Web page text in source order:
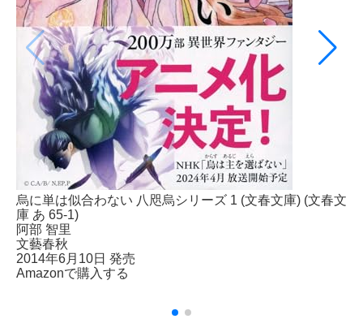
烏に単は似合わない 八咫烏シリーズ 1 (文春文庫) (文春文
庫 あ 65-1)
阿部 智里
文藝春秋
2014年6月10日 発売
Amazonで購入する